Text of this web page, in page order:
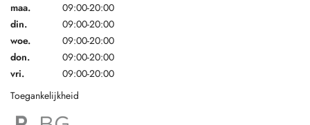
maa.
09:00-20:00
din.
09:00-20:00
woe.
09:00-20:00
don.
09:00-20:00
vri.
09:00-20:00
Toegankelijkheid